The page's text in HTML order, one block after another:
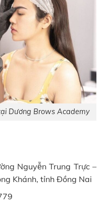
Dương Brows Academy
Nguyễn Trung Trực –
Khánh, tỉnh Đồng Nai